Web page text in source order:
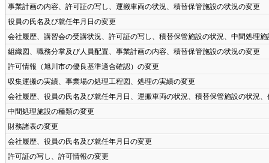
事業計画の内容、許可証の写し、運搬車両の状況、積替保管施設の状況の変更
役員の氏名及び就任年月日の変更
会社履歴、講習会の受講状況、許可証の写し、積替保管施設の状況、中間処理
組織図、職務分掌及び人員配置、事業計画の内容、積替保管施設の状況の変更
許可情報（旭川市の優良基準適合確認）の変更
収集運搬の実績、事業場の処理工程図、処理の実績の変更
会社履歴、役員の氏名及び就任年月日、運搬車両の状況、積替保管施設の状況
中間処理施設の種類の変更
財務諸表の変更
会社履歴、役員の氏名及び就任年月日の変更
許可証の写し、許可情報の変更